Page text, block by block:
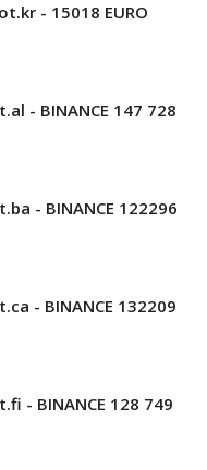
- 15018 EURO
- BINANCE 147 728
- BINANCE 122296
- BINANCE 132209
- BINANCE 128 749